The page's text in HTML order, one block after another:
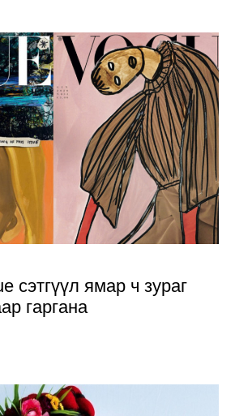
сэтгүүл ямар ч зураг
гаргана